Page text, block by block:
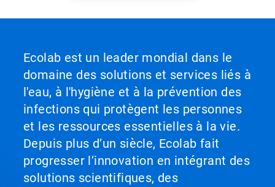
Ecolab est un leader mondial dans le
domaine des solutions et services liés à
l'eau, à l'hygiène et à la prévention des
infections qui protègent les personnes
et les ressources essentielles à la vie.
Depuis plus d’un siècle, Ecolab fait
progresser l’innovation en intégrant des
solutions scientifiques, des